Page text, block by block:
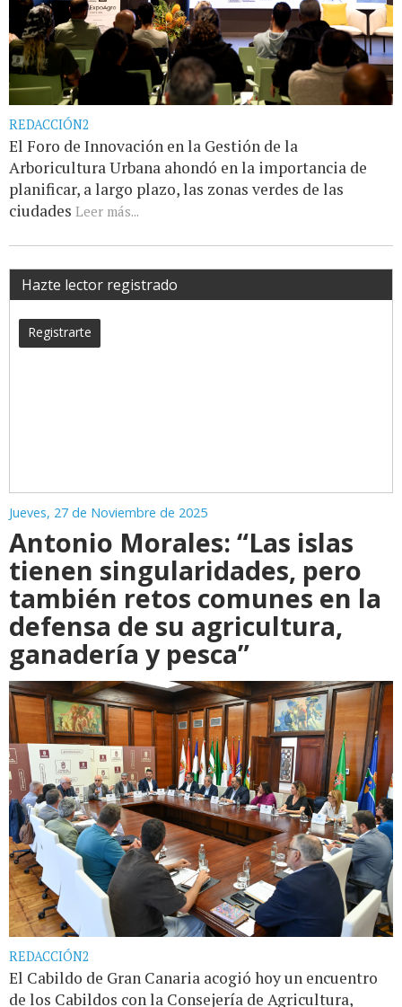
REDACCIÓN2
El Foro de Innovación en la Gestión de la
Arboricultura Urbana ahondó en la importancia de
planificar, a largo plazo, las zonas verdes de las
ciudades Leer más...
Hazte lector registrado
Registrarte
Jueves, 27 de Noviembre de 2025
Antonio Morales: “Las islas
tienen singularidades, pero
también retos comunes en la
defensa de su agricultura,
ganadería y pesca”
REDACCIÓN2
El Cabildo de Gran Canaria acogió hoy un encuentro
de los Cabildos con la Consejería de Agricultura,